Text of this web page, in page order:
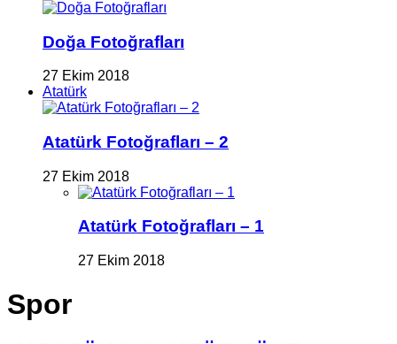
Doğa Fotoğrafları
27 Ekim 2018
Atatürk
Atatürk Fotoğrafları – 2
27 Ekim 2018
Atatürk Fotoğrafları – 1
27 Ekim 2018
Spor